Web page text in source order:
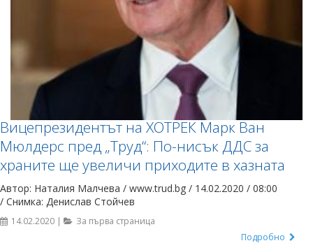
Вицепрезидентът на ХОТРЕК Марк Ван
Мюлдерс пред „Труд“: По-нисък ДДС за
храните ще увеличи приходите в хазната
Автор: Наталия Малчева / www.trud.bg / 14.02.2020 / 08:00
/ Снимка: Денислав Стойчев
14.02.2020 |
За първа страница
Подробно